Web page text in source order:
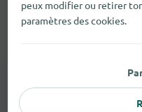
Aides visuelles
Appareils Auditifs
peux modifier ou retirer
paramètres des cookies.